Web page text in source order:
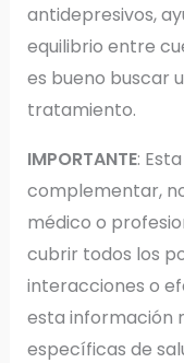
antidepresivos,
equilibrio entre
es bueno buscar
tratamiento.
IMPORTANTE:
complementar,
médico o
cubrir todos los
interacciones o
esta información
específicas de